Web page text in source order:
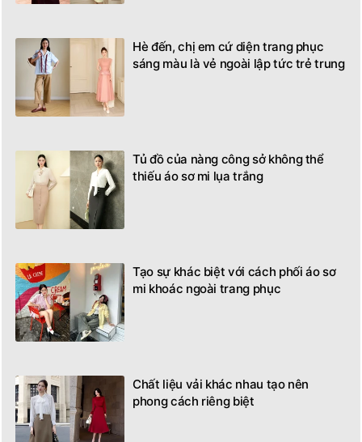
Hè đến, chị em cứ diện trang phục
sáng màu là vẻ ngoài lập tức trẻ trung
Tủ đồ của nàng công sở không thể
thiếu áo sơ mi lụa trắng
Tạo sự khác biệt với cách phối áo sơ
mi khoác ngoài trang phục
Chất liệu vải khác nhau tạo nên
phong cách riêng biệt